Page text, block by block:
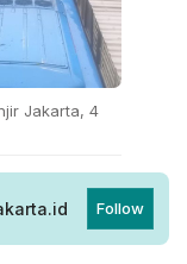
Jakarta, 4
Follow